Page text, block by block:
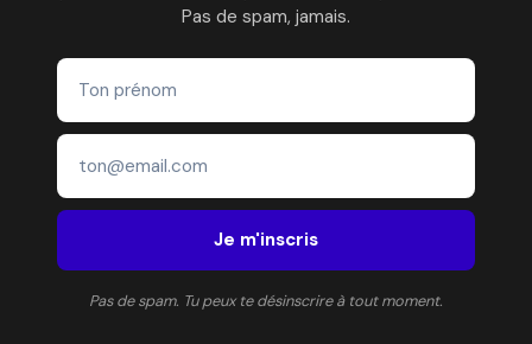
PSYCHOLOGIE
POSITIVE
Pas de spam, jamais.
Je m'inscris
Pas de spam. Tu peux te désinscrire à tout moment.